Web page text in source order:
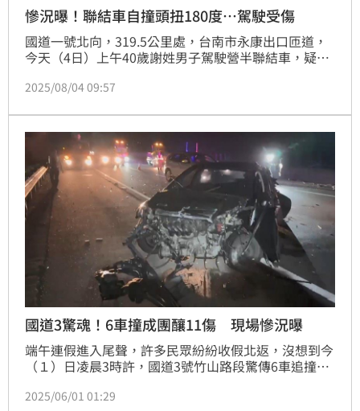
慘況曝！聯結車自撞頭扭180度…駕駛受傷
國道一號北向，319.5公里處，台南市永康出口匝道，
今天（4日）上午40歲謝姓男子駕駛營半聯結車，疑因
狀態，車頭扭180度，該出口匝道「管制封閉」無法通
仍待釐清。
2025/08/04 09:57
國道3驚魂！6車撞成團釀11傷 現場慘況曝
端午連假進入尾聲，許多民眾紛紛收假北返，沒想到今
（１）日凌晨3時許，國道3號竹山路段驚傳6車追撞事
場一片狼籍，肇事車輛遭撞車體打橫，至於詳細車禍發
2025/06/01 01:29